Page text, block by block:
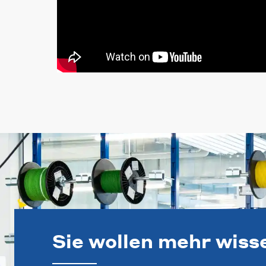
Sie wollen mehr